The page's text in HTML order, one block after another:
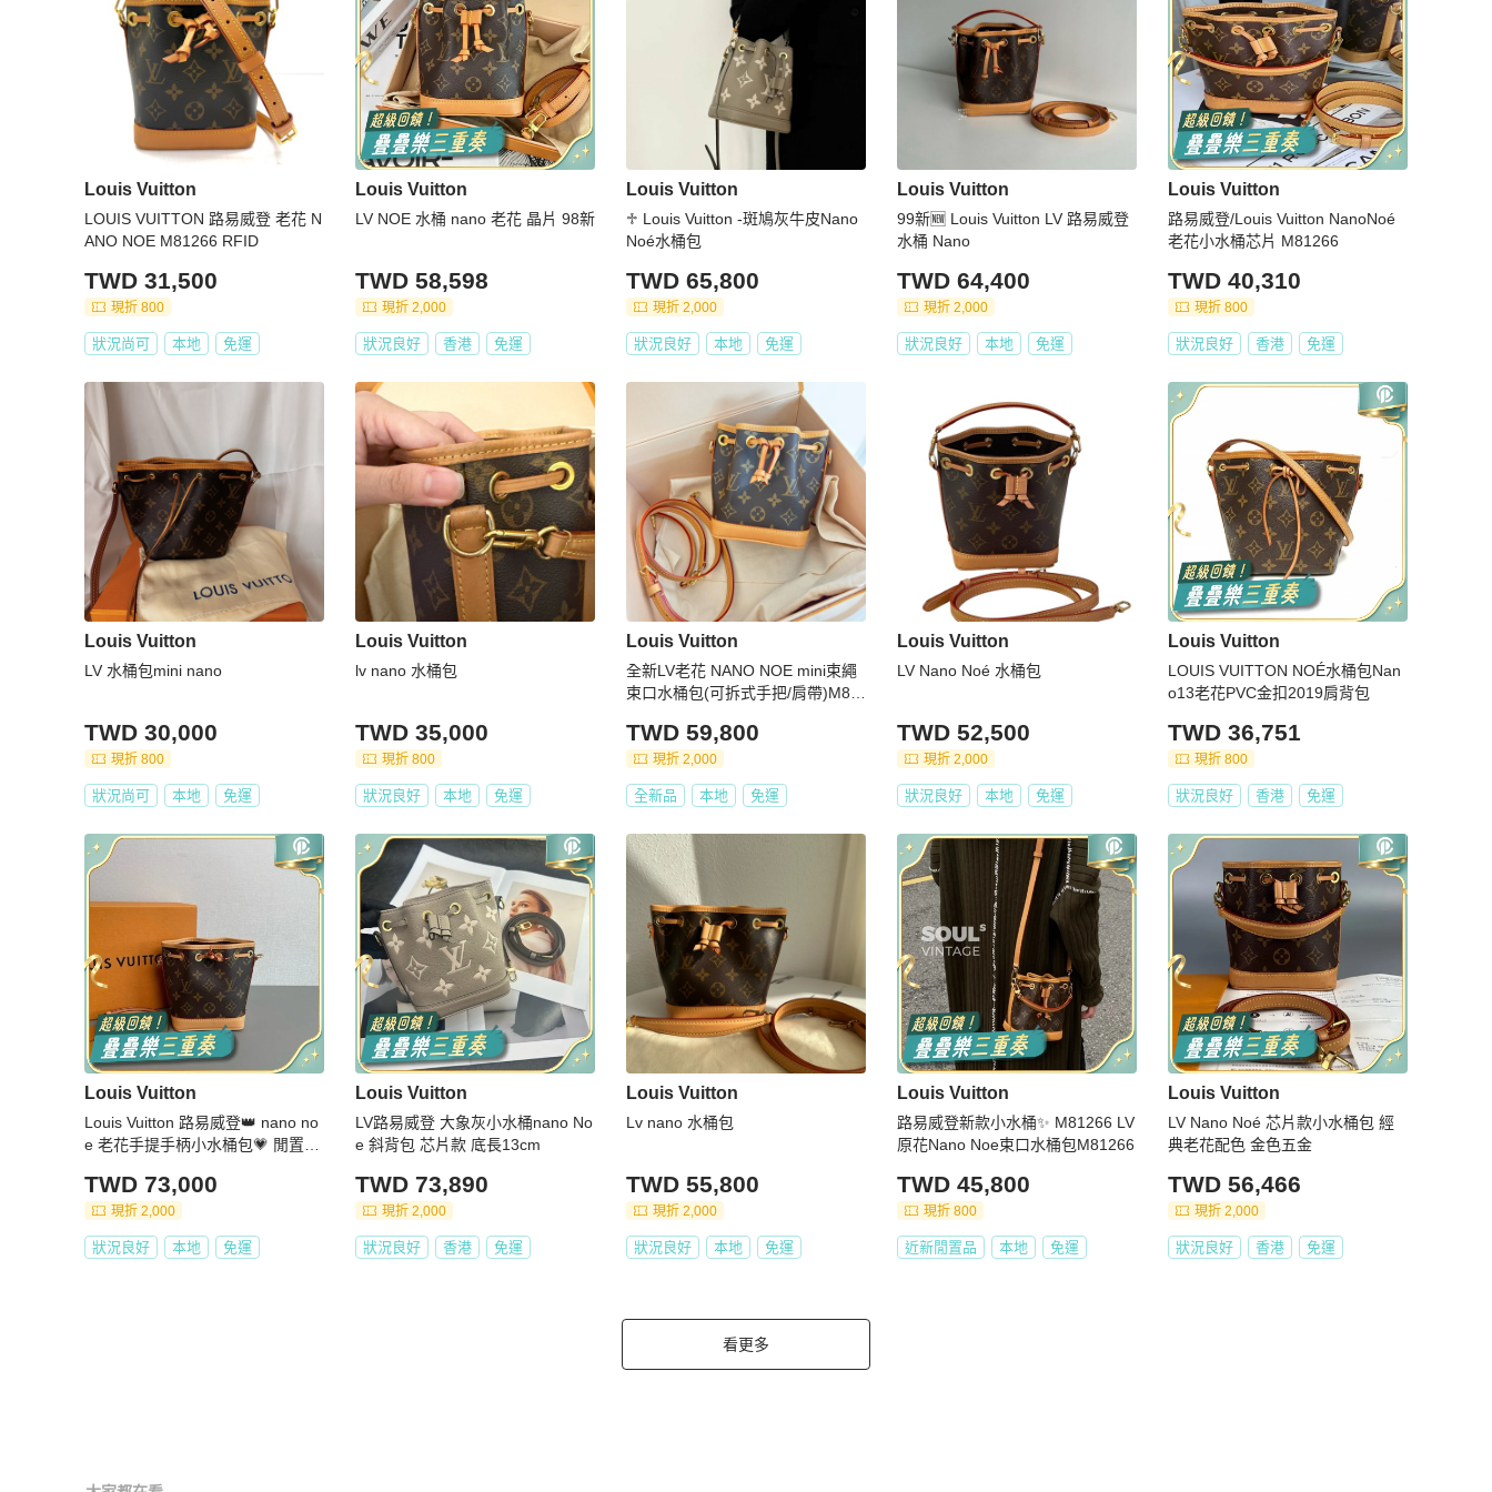
Louis Vuitton
LOUIS VUITTON 路易威登 老花 N
ANO NOE M81266 RFID
TWD 31,500
現折 800
狀況尚可 本地 免運
Louis Vuitton
LV NOE 水桶 nano 老花 晶片 98新
TWD 58,598
現折 2,000
狀況良好 香港 免運
Louis Vuitton
♱ Louis Vuitton -斑鳩灰牛皮Nano
Noé水桶包
TWD 65,800
現折 2,000
狀況良好 本地 免運
Louis Vuitton
99新🆕 Louis Vuitton LV 路易威登
水桶 Nano
TWD 64,400
現折 2,000
狀況良好 本地 免運
Louis Vuitton
路易威登/Louis Vuitton NanoNoé
老花小水桶芯片 M81266
TWD 40,310
現折 800
狀況良好 香港 免運
Louis Vuitton
LV 水桶包mini nano
TWD 30,000
現折 800
狀況尚可 本地 免運
Louis Vuitton
lv nano 水桶包
TWD 35,000
現折 800
狀況良好 本地 免運
Louis Vuitton
全新LV老花 NANO NOE mini束繩
束口水桶包(可拆式手把/肩帶)M81
TWD 59,800
現折 2,000
全新品 本地 免運
Louis Vuitton
LV Nano Noé 水桶包
TWD 52,500
現折 2,000
狀況良好 本地 免運
Louis Vuitton
LOUIS VUITTON NOÉ水桶包Nan
o13老花PVC金扣2019肩背包
TWD 36,751
現折 800
狀況良好 香港 免運
Louis Vuitton
Louis Vuitton 路易威登👑 nano no
e 老花手提手柄小水桶包💗 閒置新
TWD 73,000
現折 2,000
狀況良好 本地 免運
Louis Vuitton
LV路易威登 大象灰小水桶nano No
e 斜背包 芯片款 底長13cm
TWD 73,890
現折 2,000
狀況良好 香港 免運
Louis Vuitton
Lv nano 水桶包
TWD 55,800
現折 2,000
狀況良好 本地 免運
Louis Vuitton
路易威登新款小水桶✨ M81266 LV
原花Nano Noe束口水桶包M81266
TWD 45,800
現折 800
近新閒置品 本地 免運
Louis Vuitton
LV Nano Noé 芯片款小水桶包 經
典老花配色 金色五金
TWD 56,466
現折 2,000
狀況良好 香港 免運
看更多